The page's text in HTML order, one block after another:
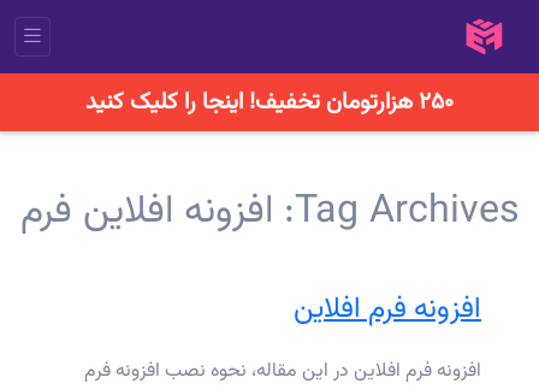
۲۵۰ هزارتومان تخفیف! اینجا را کلیک کنید
Tag Archives: افزونه افلاین فرم
افزونه فرم افلاین
افزونه فرم افلاین در این مقاله، نحوه نصب افزونه فرم